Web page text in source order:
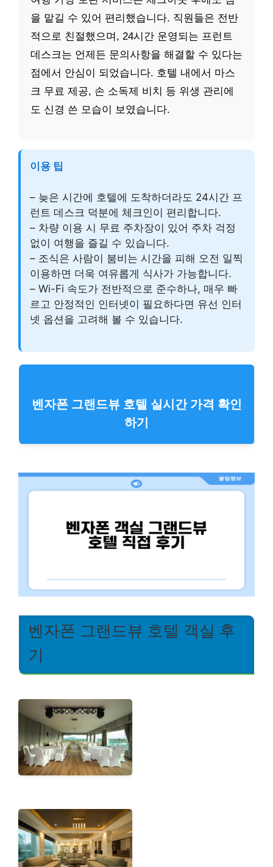
을 맡길 수 있어 편리했습니다. 직원들은 전반
적으로 친절했으며, 24시간 운영되는 프런트
데스크는 언제든 문의사항을 해결할 수 있다는
점에서 안심이 되었습니다. 호텔 내에서 마스
크 무료 제공, 손 소독제 비치 등 위생 관리에
도 신경 쓴 모습이 보였습니다.
이용 팁
– 늦은 시간에 호텔에 도착하더라도 24시간 프
런트 데스크 덕분에 체크인이 편리합니다.
– 차량 이용 시 무료 주차장이 있어 주차 걱정
없이 여행을 즐길 수 있습니다.
– 조식은 사람이 붐비는 시간을 피해 오전 일찍
이용하면 더욱 여유롭게 식사가 가능합니다.
– Wi-Fi 속도가 전반적으로 준수하나, 매우 빠
르고 안정적인 인터넷이 필요하다면 유선 인터
넷 옵션을 고려해 볼 수 있습니다.
벤자폰 그랜드뷰 호텔 실시간 가격 확인
하기
벤자폰 그랜드뷰 호텔 객실 후
기